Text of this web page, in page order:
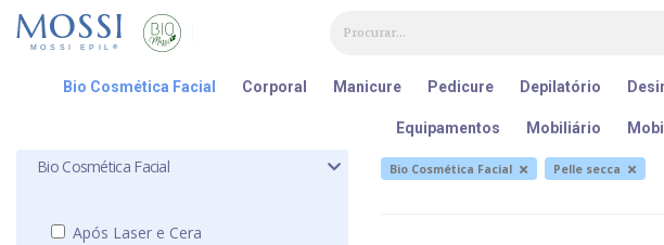
Bio Cosmética Facial Corporal Manicure Pedicure Depilatório
Equipamentos Mobiliário
Bio Cosmética Facial
Após Laser e Cera
Bio Cosmética Facial Pelle secca
Painel de Gerenciamento de Cookies